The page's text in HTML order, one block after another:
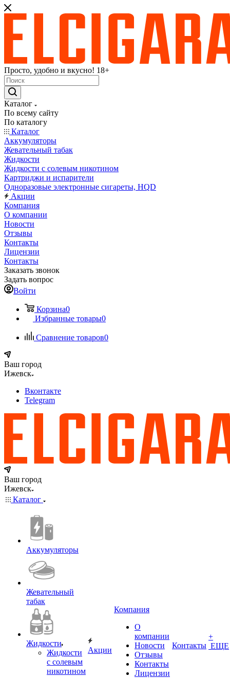
Просто, удобно и вкусно! 18+
Каталог
По всему сайту
По каталогу
Каталог
Аккумуляторы
Жевательный табак
Жидкости
Жидкости с солевым никотином
Картриджи и испарители
Одноразовые электронные сигареты, HQD
Акции
Компания
О компании
Новости
Отзывы
Контакты
Лицензии
Контакты
Заказать звонок
Задать вопрос
Войти
Корзина0
Избранные товары0
Сравнение товаров0
Ваш город
Ижевск
Вконтакте
Telegram
Ваш город
Ижевск
Каталог
Аккумуляторы
Жевательный
табак
Жидкости
Жидкости
с солевым
никотином
Акции
Компания
О
компании
Новости
Отзывы
Контакты
Лицензии
Контакты
+
ЕЩЕ